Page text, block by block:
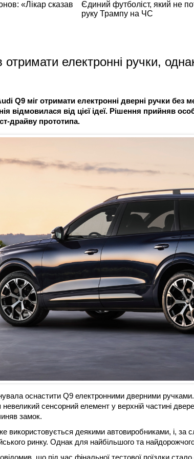
електронні ручки,
Q9 міг отримати електронні дверні ручки без
відмовилася від цієї ідеї. Рішення прийняв
драйву прототипа.
оснастити Q9 електронними дверними
невеликий сенсорний елемент у верхній частині
замок.
використовується деякими автовиробниками, і, за
ринку. Однак для найбільшого та